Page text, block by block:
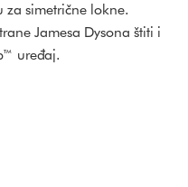
simetrične lokne.
Jamesa Dysona štiti i
uređaj.